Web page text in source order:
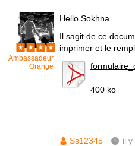
Ambassadeur
Orange
Hello Sokhna
Il sagit de ce
imprimer et le
400 ko
Ss12345 il y